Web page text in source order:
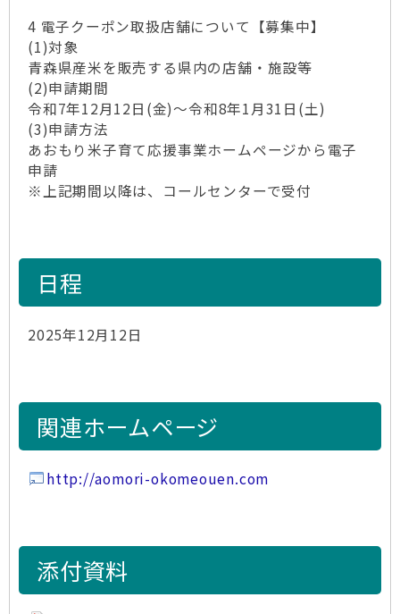
4 電子クーポン取扱店舗について【募集中】
(1)対象
青森県産米を販売する県内の店舗・施設等
(2)申請期間
令和7年12月12日(金)～令和8年1月31日(土)
(3)申請方法
あおもり米子育て応援事業ホームページから電子
申請
※上記期間以降は、コールセンターで受付
日程
2025年12月12日
関連ホームページ
http://aomori-okomeouen.com
添付資料